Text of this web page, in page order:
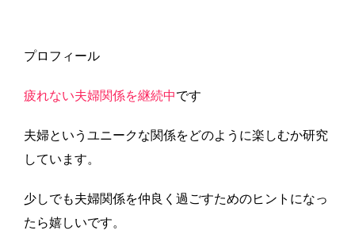
プロフィール
疲れない夫婦関係を継続中です
夫婦というユニークな関係をどのように楽しむか研究
しています。
少しでも夫婦関係を仲良く過ごすためのヒントになっ
たら嬉しいです。